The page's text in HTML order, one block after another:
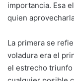
importancia. Esa
quien
La primera se
voladura era el
el estrecho triunfo